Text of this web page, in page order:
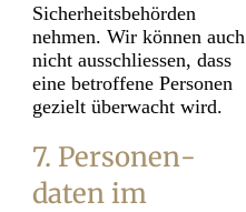
Sicherheits­behörden
nehmen. Wir können auch
nicht ausschliessen, dass
eine betroffene Personen
gezielt überwacht wird.
7. Personen­
daten im